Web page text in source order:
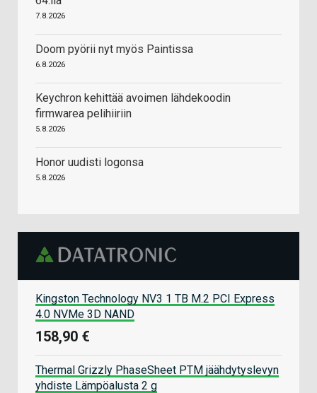
7.8.2026
Doom pyörii nyt myös Paintissa
6.8.2026
Keychron kehittää avoimen lähdekoodin
firmwarea pelihiiriin
5.8.2026
Honor uudisti logonsa
5.8.2026
Kingston Technology NV3 1 TB M.2 PCI Express
4.0 NVMe 3D NAND
158,90 €
Thermal Grizzly PhaseSheet PTM jäähdytyslevyn
yhdiste Lämpöalusta 2 g